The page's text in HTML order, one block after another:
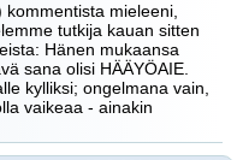
mieleeni,
tutkija kauan sitten
Hänen mukaansa
sana olisi HÄÄYÖAIE.
kylliksi; ongelmana vain,
vaikeaa - ainakin